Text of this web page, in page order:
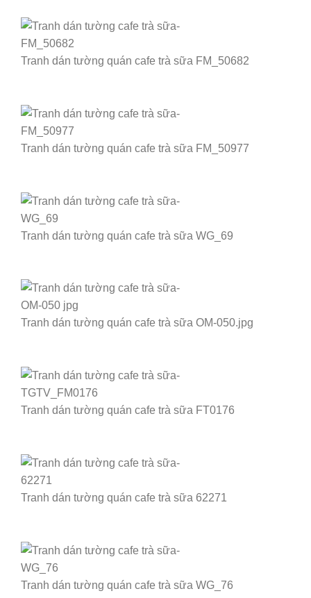
Tranh dán tường quán cafe trà sữa FM_50682
Tranh dán tường quán cafe trà sữa FM_50977
Tranh dán tường quán cafe trà sữa WG_69
Tranh dán tường quán cafe trà sữa OM-050.jpg
Tranh dán tường quán cafe trà sữa FT0176
Tranh dán tường quán cafe trà sữa 62271
Tranh dán tường quán cafe trà sữa WG_76